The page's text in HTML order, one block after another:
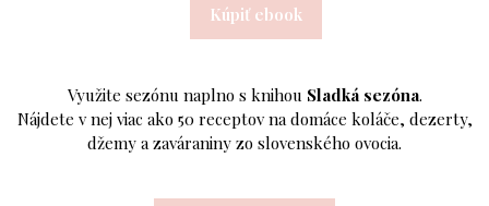
Kúpiť ebook
Využite sezónu naplno s knihou Sladká sezóna.
Nájdete v nej viac ako 50 receptov na domáce koláče, dezerty,
džemy a zaváraniny zo slovenského ovocia.